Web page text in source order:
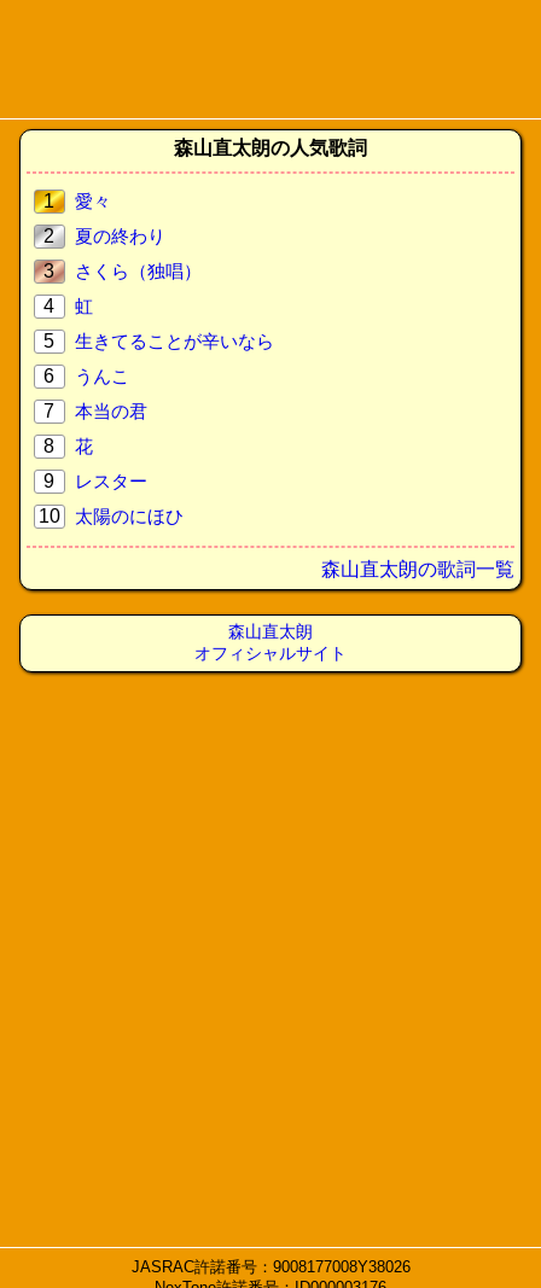
森山直太朗の人気歌詞
1
愛々
2
夏の終わり
3
さくら（独唱）
4
虹
5
生きてることが辛いなら
6
うんこ
7
本当の君
8
花
9
レスター
10
太陽のにほひ
森山直太朗の歌詞一覧
森山直太朗
オフィシャルサイト
JASRAC許諾番号：9008177008Y38026